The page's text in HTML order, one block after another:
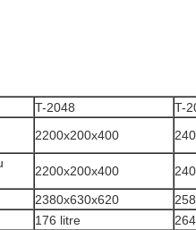
T-2048
T-
2200x200x400
2200x200x400
2380x630x620
176 litre